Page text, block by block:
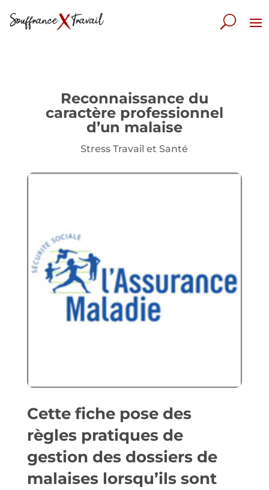
Reconnaissance du
caractère professionnel
d’un malaise
Stress Travail et Santé
Cette fiche pose des
règles pratiques de
gestion des dossiers de
malaises lorsqu’ils sont